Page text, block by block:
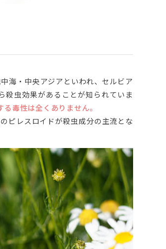
海・中央アジアといわれ、セルビア
殺虫効果があることが知られていま
る毒性は全くありません。
ピレスロイドが殺虫成分の主流とな